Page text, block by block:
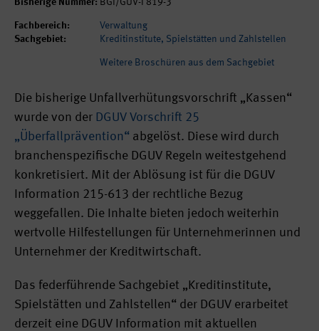
Bisherige Nummer: BGI/GUV-I 819-3
Fachbereich:
Verwaltung
Sachgebiet:
Kreditinstitute, Spielstätten und Zahlstellen
Weitere Broschüren aus dem Sachgebiet
Die bisherige Unfallverhütungsvorschrift „Kassen“
wurde von der DGUV Vorschrift 25
„Überfallprävention“ abgelöst. Diese wird durch
branchenspezifische DGUV Regeln weitestgehend
konkretisiert. Mit der Ablösung ist für die DGUV
Information 215-613 der rechtliche Bezug
weggefallen. Die Inhalte bieten jedoch weiterhin
wertvolle Hilfestellungen für Unternehmerinnen und
Unternehmer der Kreditwirtschaft.
Das federführende Sachgebiet „Kreditinstitute,
Spielstätten und Zahlstellen“ der DGUV erarbeitet
derzeit eine DGUV Information mit aktuellen